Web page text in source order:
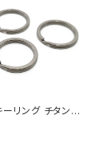
リング チタン製
軽量 頑丈 サビ
ン スプリットリ